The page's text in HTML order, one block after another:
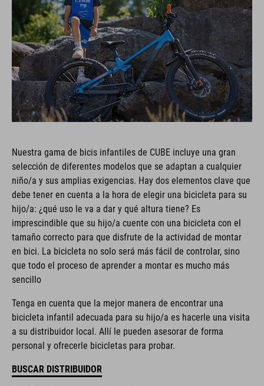
Nuestra gama de bicis infantiles de CUBE incluye una gran
selección de diferentes modelos que se adaptan a cualquier
niño/a y sus amplias exigencias. Hay dos elementos clave que
debe tener en cuenta a la hora de elegir una bicicleta para su
hijo/a: ¿qué uso le va a dar y qué altura tiene? Es
imprescindible que su hijo/a cuente con una bicicleta con el
tamaño correcto para que disfrute de la actividad de montar
en bici. La bicicleta no solo será más fácil de controlar, sino
que todo el proceso de aprender a montar es mucho más
sencillo
Tenga en cuenta que la mejor manera de encontrar una
bicicleta infantil adecuada para su hijo/a es hacerle una visita
a su distribuidor local. Allí le pueden asesorar de forma
personal y ofrecerle bicicletas para probar.
BUSCAR DISTRIBUIDOR